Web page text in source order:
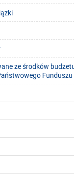
ze środków
Funduszu